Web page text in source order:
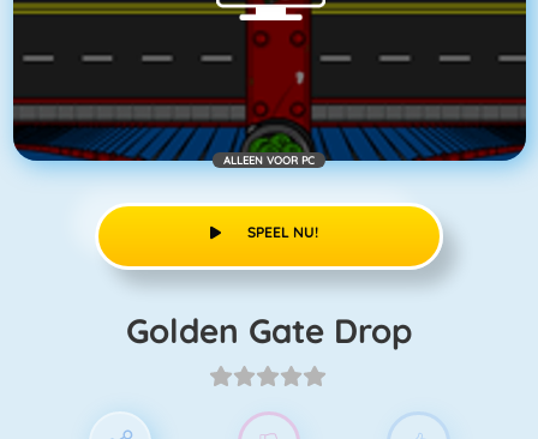
ALLEEN VOOR PC
SPEEL NU!
Golden Gate Drop